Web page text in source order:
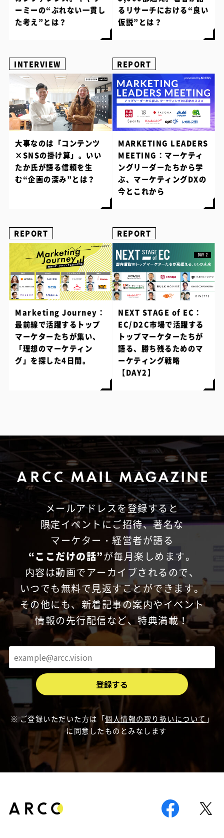
ーミーの“ぶれない一貫し
た考え”とは？
るリサーチにおける“良い
仮説”とは？
INTERVIEW
大事なのは「コンテンツ
×SNSの掛け算」。いい
たか氏が語る信頼を生
む“企画の深み”とは？
REPORT
MARKETING LEADERS
MEETING：マーケティ
ングリーダーたちから学
ぶ、マーケティングDXの
今とこれから
REPORT
Marketing Journey：
最前線で活躍するトップ
マーケターたちが集い、
「理想のマーケティン
グ」を探した4日間。
REPORT
NEXT STAGE of EC：
EC/D2C市場で活躍する
トップマーケターたちが
語る、勝ち残るためのマ
ーケティング戦略
【DAY2】
メールアドレスを登録すると
限定イベントにご招待、著名な
マーケター・経営者が語る
“ここだけの話”が毎月楽しめます。
内容は動画でアーカイブされるので、
いつでも無料で見返すことができます。
その他にも、新着記事の案内やイベント
情報の先行配信など、特典満載！
ご登録いただいた方は「個人情報の取り扱いについて 」
に同意したものとみなします